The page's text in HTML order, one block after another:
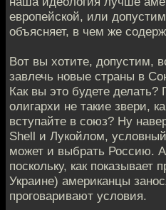
европейской, или
объясняет, в чем же
Вот вы хотите, допустим,
завлечь новые страны в
Как вы это будете делать?
олигархи не такие звери,
вступайте в союз? Ну
Shell и Лукойлом,
может и выбрать Россию.
поскольку, как показывает
Украине) американцы
проговаривают условия.